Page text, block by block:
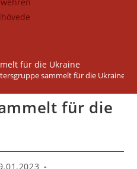
für die Ukraine
sammelt für die Ukraine
für die